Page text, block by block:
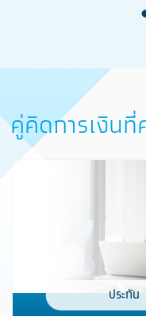
คู่คิดการเงิน
ประกัน